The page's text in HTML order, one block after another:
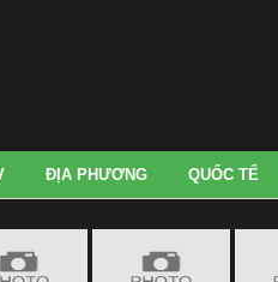
ĐỊA PHƯƠNG QUỐC TẾ